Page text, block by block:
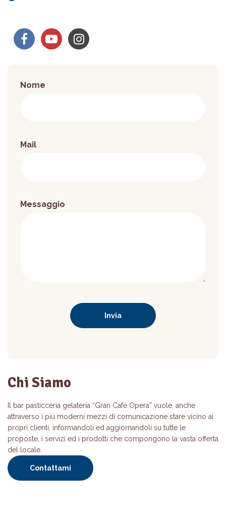
Nome
Mail
Messaggio
Chi Siamo
Il bar pasticceria gelateria “Gran Cafè Opera” vuole, anche
attraverso i più moderni mezzi di comunicazione stare vicino ai
propri clienti, informandoli ed aggiornandoli su tutte le
proposte, i servizi ed i prodotti che compongono la vasta offerta
del locale.
Contattami